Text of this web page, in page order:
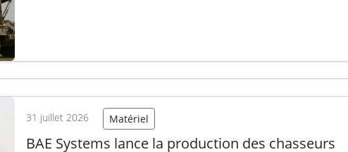
31 juillet 2026 Matériel
BAE Systems lance la production des chasseurs